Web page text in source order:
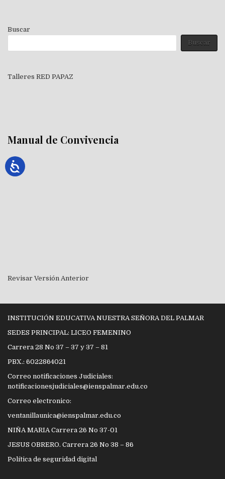
Buscar
Buscar
Talleres RED PAPAZ
Manual de Convivencia
Revisar Versión Anterior
INSTITUCIÓN EDUCATIVA NUESTRA SEÑORA DEL PALMAR
SEDES PRINCIPAL: LICEO FEMENINO
Carrera 28 No 37 – 37 y 37 – 81
PBX.: 6022864021
Correo notificaciones Judiciales:
notificacionesjudiciales@ienspalmar.edu.co
Correo electronico:
ventanillaunica@ienspalmar.edu.co
NIÑA MARIA Carrera 26 No 37-01
JESUS OBRERO. Carrera 26 No 38 – 86
Política de seguridad digital